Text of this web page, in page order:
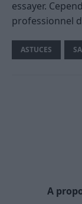
essayer.
professionnel
ASTUCES
A